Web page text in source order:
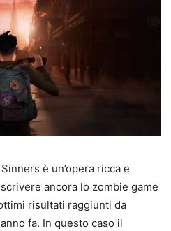
è un’opera ricca e
ancora lo zombie game
risultati raggiunti da
fa. In questo caso il